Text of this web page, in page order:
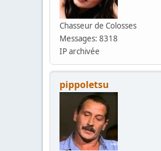
Chasseur de Colosses
Messages: 8318
IP archivée
pippoletsu